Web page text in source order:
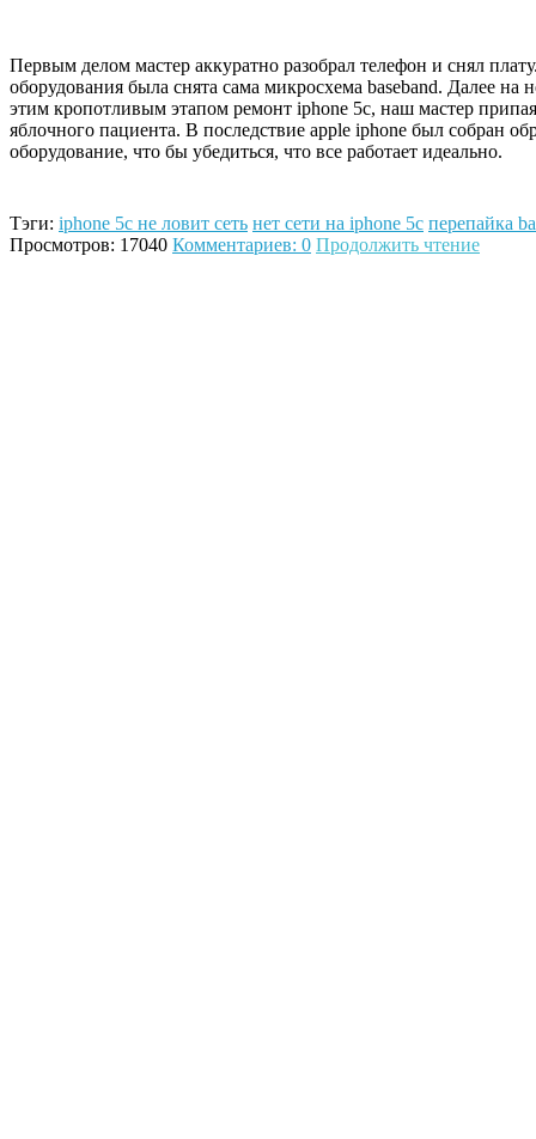
Первым делом мастер аккуратно разобрал телефон и снял
оборудования была снята сама микросхема baseband. Далее
этим кропотливым этапом ремонт iphone 5c, наш мастер
яблочного пациента. В последствие apple iphone был собран
оборудование, что бы убедиться, что все работает идеально.
Тэги: iphone 5c не ловит сеть нет сети на iphone 5c перепайка
Просмотров: 17040 Комментариев: 0 Продолжить чтение